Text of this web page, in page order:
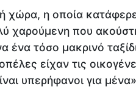
η οποία κατάφερε
χαρούμενη που
ένα τόσο μακρινό
είχαν τις
υπερήφανοι για